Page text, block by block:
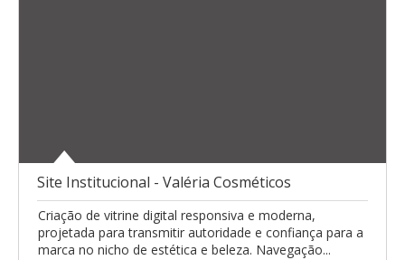
Site Institucional - Valéria Cosméticos
Criação de vitrine digital responsiva e moderna,
projetada para transmitir autoridade e confiança para a
marca no nicho de estética e beleza. Navegação...